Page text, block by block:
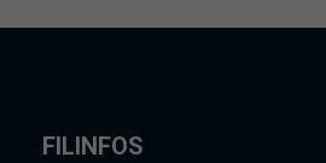
FILINFOS